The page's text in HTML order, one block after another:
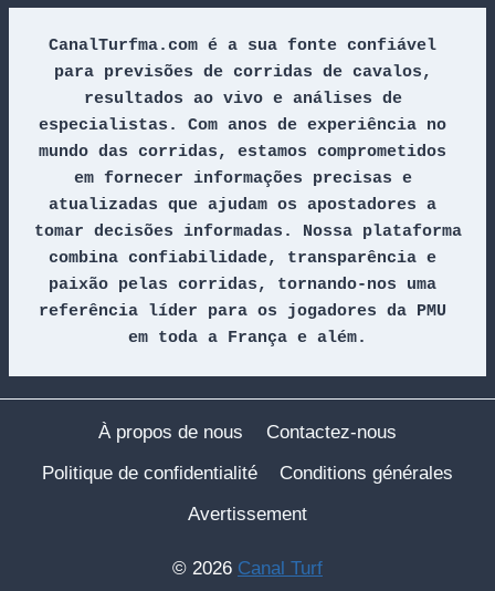
CanalTurfma.com é a sua fonte confiável
para previsões de corridas de cavalos,
resultados ao vivo e análises de
especialistas. Com anos de experiência no
mundo das corridas, estamos comprometidos
em fornecer informações precisas e
atualizadas que ajudam os apostadores a
tomar decisões informadas. Nossa plataforma
combina confiabilidade, transparência e
paixão pelas corridas, tornando-nos uma
referência líder para os jogadores da PMU
em toda a França e além.
À propos de nous
Contactez-nous
Politique de confidentialité
Conditions générales
Avertissement
© 2026 Canal Turf